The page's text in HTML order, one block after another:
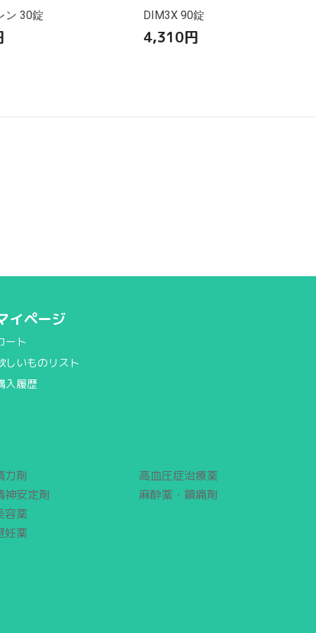
ン 30錠 DIM3X 90錠
4,310円
イページ
ート
しいものリスト
入履歴
力剤
神安定剤
容薬
妊薬
高血圧症治療薬
麻酔薬・鎮痛剤